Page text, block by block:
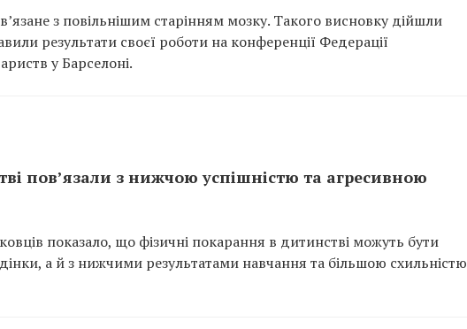
з повільнішим старінням мозку. Такого висновку дійшли
результати своєї роботи на конференції Федерації
у Барселоні.
пов’язали з нижчою успішністю та агресивною
показало, що фізичні покарання в дитинстві можуть бути
а й з нижчими результатами навчання та більшою схильністю